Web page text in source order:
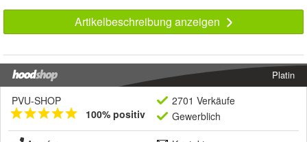
Artikelbeschreibung anzeigen
Platin
PVU-SHOP
100% positiv
2701 Verkäufe
Gewerblich